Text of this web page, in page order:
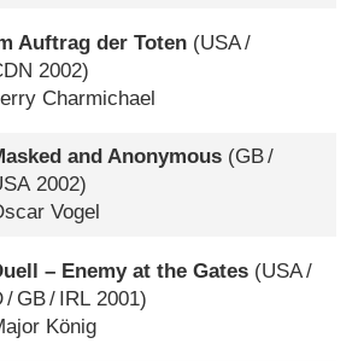
Auftrag der Toten (USA/
2002)
Charmichael
and Anonymous (GB/
2002)
Vogel
– Enemy at the Gates (USA/
/ GB/ IRL 2001)
König